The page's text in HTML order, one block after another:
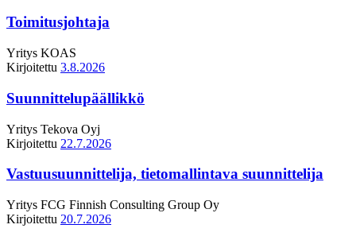
Toimitusjohtaja
Yritys KOAS
Kirjoitettu 3.8.2026
Suunnittelupäällikkö
Yritys Tekova Oyj
Kirjoitettu 22.7.2026
Vastuusuunnittelija, tietomallintava suunnittelija
Yritys FCG Finnish Consulting Group Oy
Kirjoitettu 20.7.2026